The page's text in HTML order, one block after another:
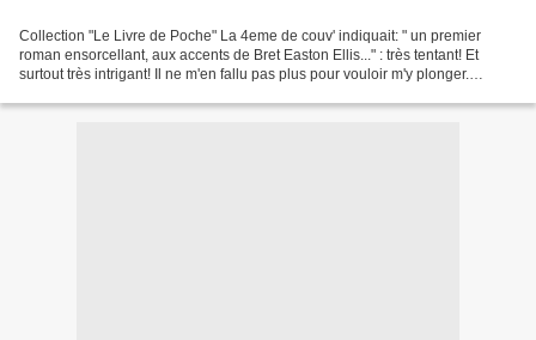
Collection "Le Livre de Poche" La 4eme de couv' indiquait: " un premier
roman ensorcellant, aux accents de Bret Easton Ellis..." : très tentant! Et
surtout très intrigant! Il ne m'en fallu pas plus pour vouloir m'y plonger.